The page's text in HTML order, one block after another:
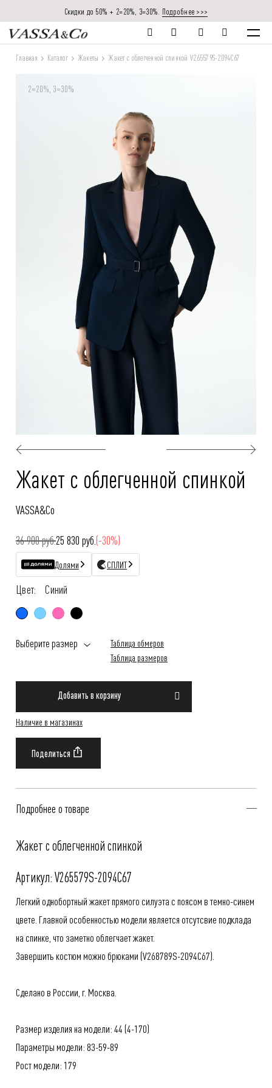
Скидки до 50% + 2=20%, 3=30%. Подробнее >>>
Главная Каталог Жакеты Жакет с облегченной спинкой V265579S-2094C67
2=20%, 3=30%
Жакет с облегченной спинкой
VASSA&Co
36 900 руб.25 830 руб.(-30%)
Долями СПЛИТ
Цвет: Синий
Выберите размер
Таблица обмеров
Таблица размеров
Добавить в корзину
Наличие в магазинах
Подробнее о товаре
Жакет с облегченной спинкой
Артикул: V265579S-2094C67
Легкий однобортный жакет прямого силуэта с поясом в темно-синем
цвете. Главной особенностью модели является отсутсвие подклада
на спинке, что заметно облегчает жакет.
Завершить костюм можно брюками (V268789S-2094C67).
Сделано в России, г. Москва.
Размер изделия на модели: 44 (4-170)
Параметры модели: 83-59-89
Рост модели: 179